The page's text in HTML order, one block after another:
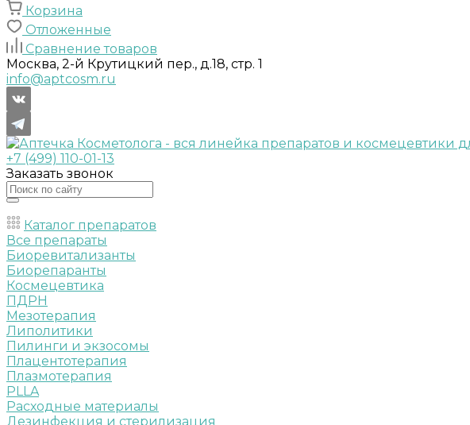
Корзина
Отложенные
Сравнение товаров
Москва, 2-й Крутицкий пер., д.18, стр. 1
info@aptcosm.ru
+7 (499) 110-01-13
Заказать звонок
Каталог препаратов
Все препараты
Биоревитализанты
Биорепаранты
Космецевтика
ПДРН
Мезотерапия
Липолитики
Пилинги и экзосомы
Плацентотерапия
Плазмотерапия
PLLA
Расходные материалы
Дезинфекция и стерилизация